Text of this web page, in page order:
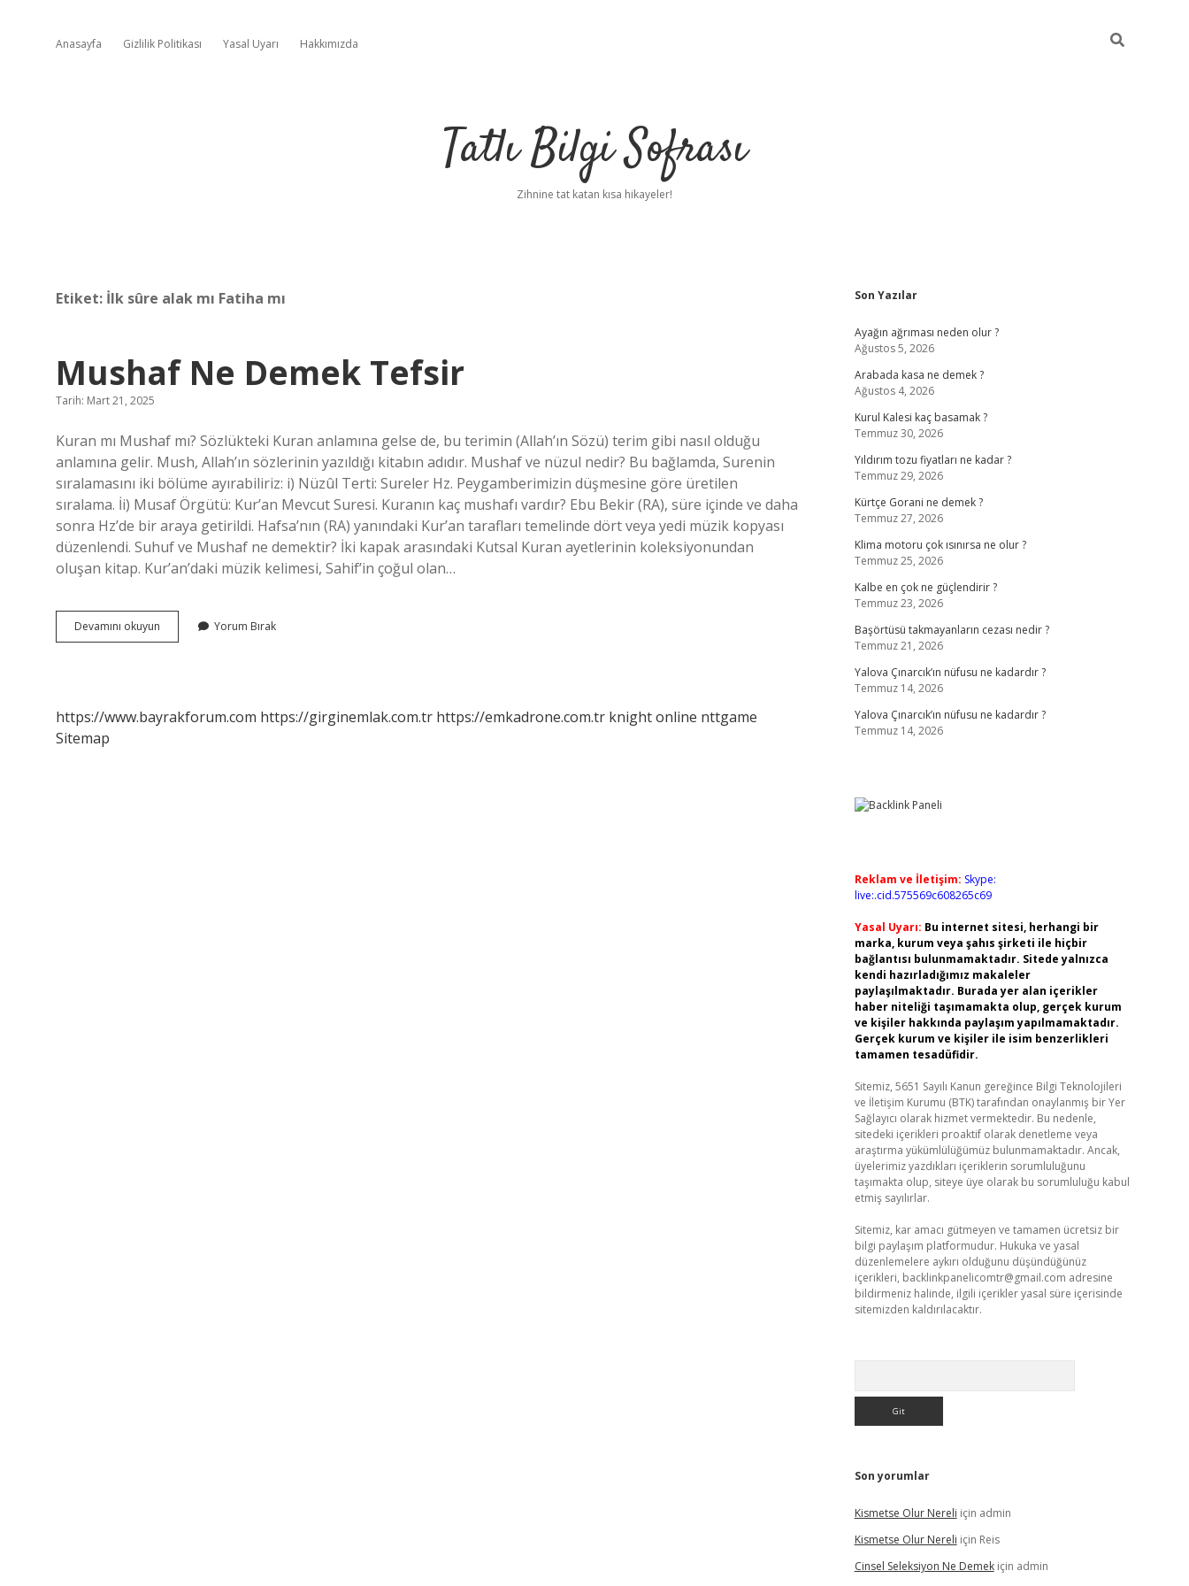
Anasayfa Gizlilik Politikası Yasal Uyarı Hakkımızda
Tatlı Bilgi Sofrası
Zihnine tat katan kısa hikayeler!
Etiket: İlk sûre alak mı Fatiha mı
Mushaf Ne Demek Tefsir
Tarih: Mart 21, 2025
Kuran mı Mushaf mı? Sözlükteki Kuran anlamına gelse de, bu terimin (Allah’ın Sözü) terim gibi nasıl olduğu
anlamına gelir. Mush, Allah’ın sözlerinin yazıldığı kitabın adıdır. Mushaf ve nüzul nedir? Bu bağlamda, Surenin
sıralamasını iki bölüme ayırabiliriz: i) Nüzûl Terti: Sureler Hz. Peygamberimizin düşmesine göre üretilen
sıralama. İi) Musaf Örgütü: Kur’an Mevcut Suresi. Kuranın kaç mushafı vardır? Ebu Bekir (RA), süre içinde ve daha
sonra Hz’de bir araya getirildi. Hafsa’nın (RA) yanındaki Kur’an tarafları temelinde dört veya yedi müzik kopyası
düzenlendi. Suhuf ve Mushaf ne demektir? İki kapak arasındaki Kutsal Kuran ayetlerinin koleksiyonundan
oluşan kitap. Kur’an’daki müzik kelimesi, Sahif’in çoğul olan…
Devamını okuyun
Ne
Yorum Bırak
https://www.bayrakforum.com https://girginemlak.com.tr https://emkadrone.com.tr knight online nttgame
Sitemap
Sidebar
Son Yazılar
Ayağın ağrıması neden olur ?
Ağustos 5, 2026
Arabada kasa ne demek ?
Ağustos 4, 2026
Kurul Kalesi kaç basamak ?
Temmuz 30, 2026
Yıldırım tozu fiyatları ne kadar ?
Temmuz 29, 2026
Kürtçe Gorani ne demek ?
Temmuz 27, 2026
Klima motoru çok ısınırsa ne olur ?
Temmuz 25, 2026
Kalbe en çok ne güçlendirir ?
Temmuz 23, 2026
Başörtüsü takmayanların cezası nedir ?
Temmuz 21, 2026
Yalova Çınarcık’ın nüfusu ne kadardır ?
Temmuz 14, 2026
Yalova Çınarcık’ın nüfusu ne kadardır ?
Temmuz 14, 2026
Reklam ve İletişim: Skype:
live:.cid.575569c608265c69
Yasal Uyarı: Bu internet sitesi, herhangi bir
marka, kurum veya şahıs şirketi ile hiçbir
bağlantısı bulunmamaktadır. Sitede yalnızca
kendi hazırladığımız makaleler
paylaşılmaktadır. Burada yer alan içerikler
haber niteliği taşımamakta olup, gerçek kurum
ve kişiler hakkında paylaşım yapılmamaktadır.
Gerçek kurum ve kişiler ile isim benzerlikleri
tamamen tesadüfidir.
Sitemiz, 5651 Sayılı Kanun gereğince Bilgi Teknolojileri
ve İletişim Kurumu (BTK) tarafından onaylanmış bir Yer
Sağlayıcı olarak hizmet vermektedir. Bu nedenle,
sitedeki içerikleri proaktif olarak denetleme veya
araştırma yükümlülüğümüz bulunmamaktadır. Ancak,
üyelerimiz yazdıkları içeriklerin sorumluluğunu
taşımakta olup, siteye üye olarak bu sorumluluğu kabul
etmiş sayılırlar.
Sitemiz, kar amacı gütmeyen ve tamamen ücretsiz bir
bilgi paylaşım platformudur. Hukuka ve yasal
düzenlemelere aykırı olduğunu düşündüğünüz
içerikleri, backlinkpanelicomtr@gmail.com adresine
bildirmeniz halinde, ilgili içerikler yasal süre içerisinde
sitemizden kaldırılacaktır.
Son yorumlar
Kismetse Olur Nereli için admin
Kismetse Olur Nereli için Reis
Cinsel Seleksiyon Ne Demekiçin admin